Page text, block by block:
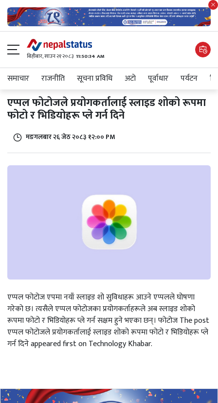
बिहीबार, साउन २१ २०८३ 11:50:34 AM
समाचार राजनीति सूचना प्रविधि अटाे पूर्वाधार पर्यटन
एप्पल फोटोजले प्रयोगकर्तालाई स्लाइड शोको रूपमा
फोटो र भिडियोहरू प्ले गर्न दिने
मङगलबार २६ जेठ २०८३ १२:०० PM
एप्पल फोटोज एपमा नयाँ स्लाइड शो सुविधाहरू आउने एप्पलले घोषणा
गरेको छ। त्यसैले एप्पल फोटोजका प्रयोगकर्ताहरूले अब स्लाइड शोको
रूपमा फोटो र भिडियोहरू प्ले गर्न सक्षम हुने भएका छन्। फोटोज The post
एप्पल फोटोजले प्रयोगकर्तालाई स्लाइड शोको रूपमा फोटो र भिडियोहरू प्ले
गर्न दिने appeared first on Technology Khabar.